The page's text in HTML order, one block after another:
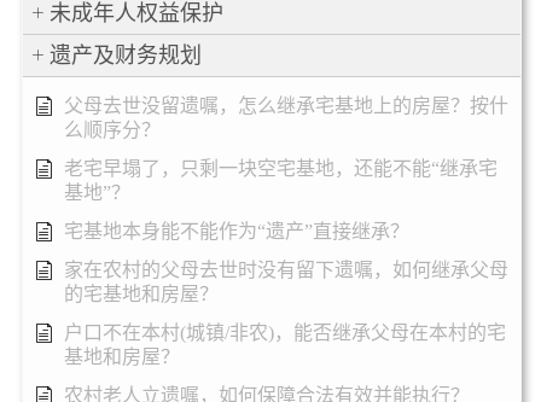
未成年人权益保护
遗产及财务规划
父母去世没留遗嘱，怎么继承宅基地上的房屋？按什
么顺序分？
老宅早塌了，只剩一块空宅基地，还能不能“继承宅
基地”？
宅基地本身能不能作为“遗产”直接继承？
家在农村的父母去世时没有留下遗嘱，如何继承父母
的宅基地和房屋？
户口不在本村(城镇/非农)，能否继承父母在本村的宅
基地和房屋？
农村老人立遗嘱，如何保障合法有效并能执行？